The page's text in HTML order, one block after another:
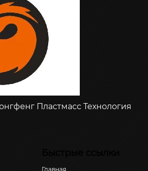
Пластмасс Технология
Главная